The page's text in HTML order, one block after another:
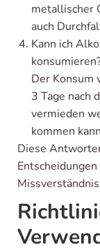
metallischer
auch
Kann ich
Der Konsum
3 Tage nach
vermieden
kommen
Diese